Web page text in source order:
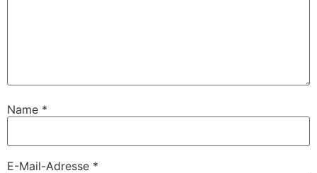
Name *
E-Mail-Adresse *